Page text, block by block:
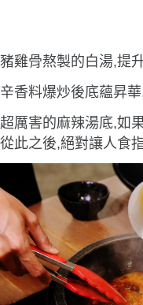
豬雞骨熬製的白湯,提
辛香料爆炒後底蘊昇
超厲害的麻辣湯底,如
從此之後,絕對讓人食